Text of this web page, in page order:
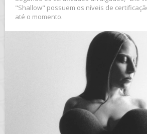
"Shallow" possuem os níveis de
até o momento.